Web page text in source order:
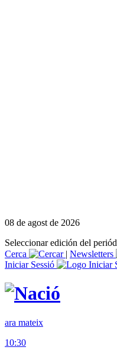
08 de agost de 2026
Seleccionar edición del
Cerca
| Newsletters
Iniciar Sessió
ara mateix
10:30